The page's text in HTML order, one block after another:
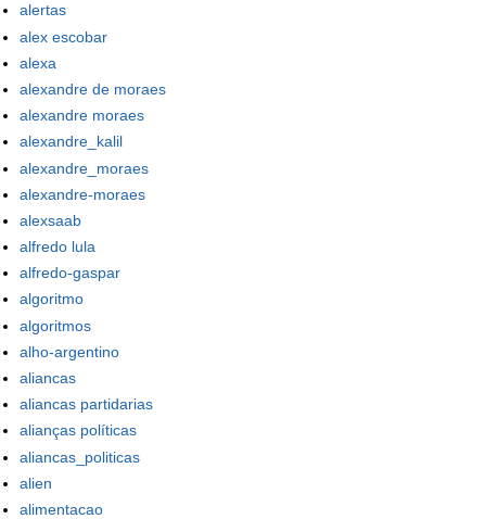
alertas
alex escobar
alexa
alexandre de moraes
alexandre moraes
alexandre_kalil
alexandre_moraes
alexandre-moraes
alexsaab
alfredo lula
alfredo-gaspar
algoritmo
algoritmos
alho-argentino
aliancas
aliancas partidarias
alianças políticas
aliancas_politicas
alien
alimentacao